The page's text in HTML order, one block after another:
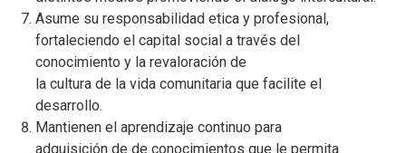
Asume su responsabilidad etica y profesional,
fortaleciendo el capital social a través del
conocimiento y la revaloración de
la cultura de la vida comunitaria que facilite el
desarrollo.
Mantienen el aprendizaje continuo para
adquisición de de conocimientos que le permita